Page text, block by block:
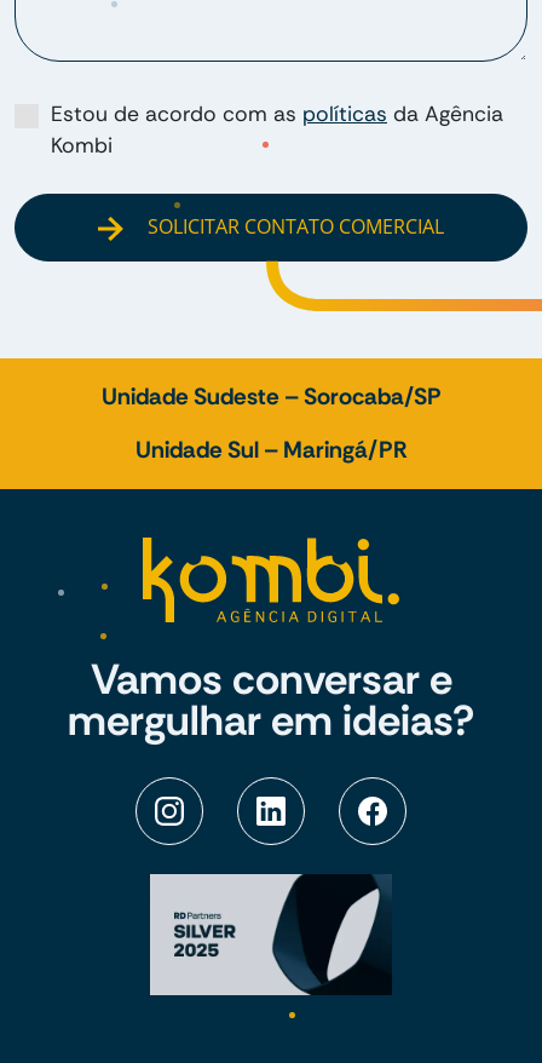
Estou de acordo com as políticas da Agência
Kombi
SOLICITAR CONTATO COMERCIAL
Unidade Sudeste – Sorocaba/SP
Unidade Sul – Maringá/PR
Vamos conversar e
mergulhar em ideias?